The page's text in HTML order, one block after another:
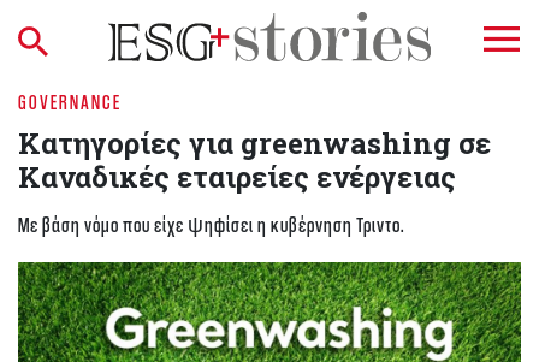
GOVERNANCE
Κατηγορίες για greenwashing σε
Καναδικές εταιρείες ενέργειας
Με βάση νόμο που είχε ψηφίσει η κυβέρνηση Τριντο.